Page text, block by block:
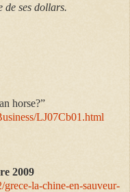
de ses dollars.
horse?”
LJ07Cb01.html
2009
la-chine-en-sauveur-